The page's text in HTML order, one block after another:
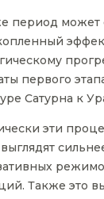
период может
первого
Сатурна к
эти
Также это